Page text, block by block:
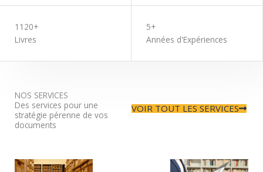
1120+
Livres
5+
Années d'Expériences
NOS SERVICES
Des services pour une
stratégie pérenne de vos
documents
VOIR TOUT LES SERVICES